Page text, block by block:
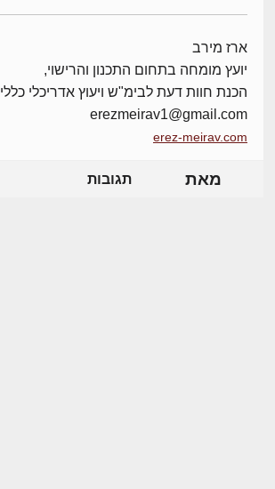
ארז מירב
יועץ מומחה בתחום התכנון והרישוי,
הכנת חוות דעת לבימ"ש ויעוץ אדריכלי כללי
erezmeirav1@gmail.com
erez-meirav.com
מאת תגובות